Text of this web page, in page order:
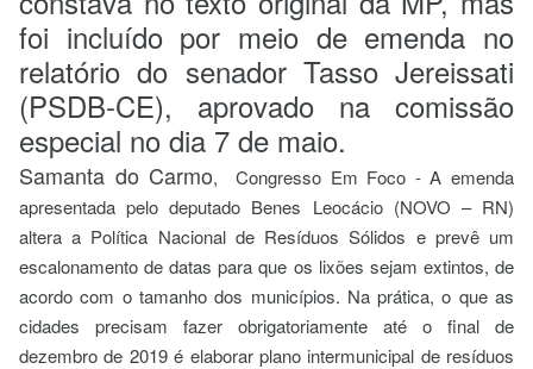
foi incluído por meio de emenda no
relatório do senador Tasso Jereissati
(PSDB-CE), aprovado na comissão
especial no dia 7 de maio.
Samanta do Carmo, Congresso Em Foco - A emenda
apresentada pelo deputado Benes Leocácio (NOVO – RN)
altera a Política Nacional de Resíduos Sólidos e prevê um
escalonamento de datas para que os lixões sejam extintos, de
acordo com o tamanho dos municípios. Na prática, o que as
cidades precisam fazer obrigatoriamente até o final de
dezembro de 2019 é elaborar plano intermunicipal de resíduos